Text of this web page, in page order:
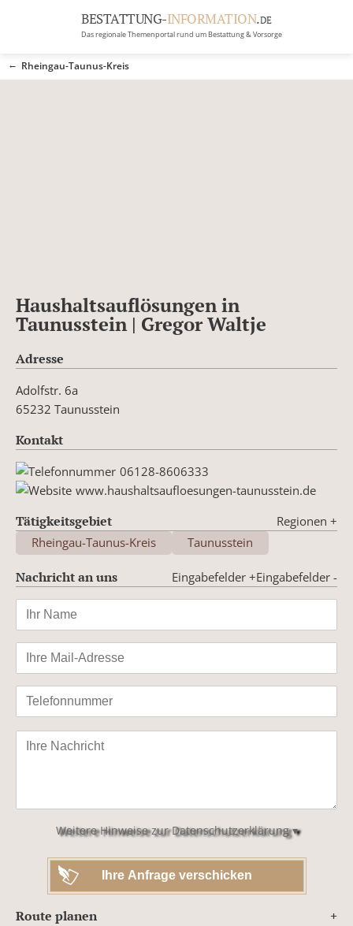
BESTATTUNG-INFORMATION.DE
Das regionale Themenportal rund um Bestattung & Vorsorge
BRANCHEN
Rheingau-Taunus-Kreis
Haushaltsauflösungen in
Taunusstein | Gregor Waltje
Adresse
Adolfstr. 6a
65232 Taunusstein
Kontakt
06128-8606333
www.haushaltsaufloesungen-taunusstein.de
Tätigkeitsgebiet Regionen +
Rheingau-Taunus-Kreis
Taunusstein
Nachricht an uns Eingabefelder -
Eingabefelder +
Bitte
lasse
leer.Weitere Hinweise zur Datenschutzerklärung ▾
Route planen